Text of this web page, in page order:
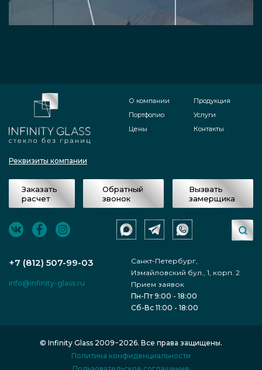
Реквизиты компании
О компании
Портфолио
Цены
Продукция
Услуги
Контакты
Заказать
расчет
Обратный
звонок
Вызвать
замерщика
+7 (812) 507-99-03
Санкт-Петербург,
Измайловский бул., 1, корп. 2
info@infinity-glass.ru
Прием заявок
Пн-Пт 9:00 - 18:00
Сб-Вс 11:00 - 18:00
© Infinity Glass 2009−2026. Все права защищены.
Политика конфиденциальности